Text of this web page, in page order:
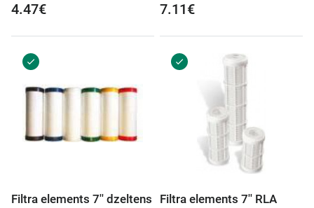
4.47€ 7.11€
Filtra elements 7'' dzeltens
Filtra elements 7'' RLA